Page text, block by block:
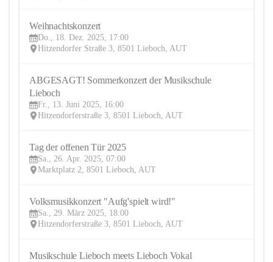
Weihnachtskonzert
Do., 18. Dez. 2025, 17:00
Hitzendorfer Straße 3, 8501 Lieboch, AUT
ABGESAGT! Sommerkonzert der Musikschule
Lieboch
Fr., 13. Juni 2025, 16:00
Hitzendorferstraße 3, 8501 Lieboch, AUT
Tag der offenen Tür 2025
Sa., 26. Apr. 2025, 07:00
Marktplatz 2, 8501 Lieboch, AUT
Volksmusikkonzert "Aufg'spielt wird!"
Sa., 29. März 2025, 18:00
Hitzendorferstraße 3, 8501 Lieboch, AUT
Musikschule Lieboch meets Lieboch Vokal